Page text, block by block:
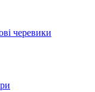
черевики